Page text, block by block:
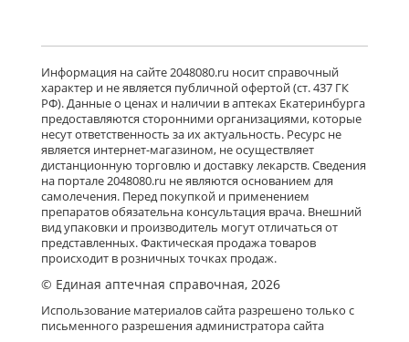
Информация на сайте 2048080.ru носит справочный
характер и не является публичной офертой (ст. 437 ГК
РФ). Данные о ценах и наличии в аптеках Екатеринбурга
предоставляются сторонними организациями, которые
несут ответственность за их актуальность. Ресурс не
является интернет-магазином, не осуществляет
дистанционную торговлю и доставку лекарств. Сведения
на портале 2048080.ru не являются основанием для
самолечения. Перед покупкой и применением
препаратов обязательна консультация врача. Внешний
вид упаковки и производитель могут отличаться от
представленных. Фактическая продажа товаров
происходит в розничных точках продаж.
© Единая аптечная справочная, 2026
Использование материалов сайта разрешено только с
письменного разрешения администратора сайта